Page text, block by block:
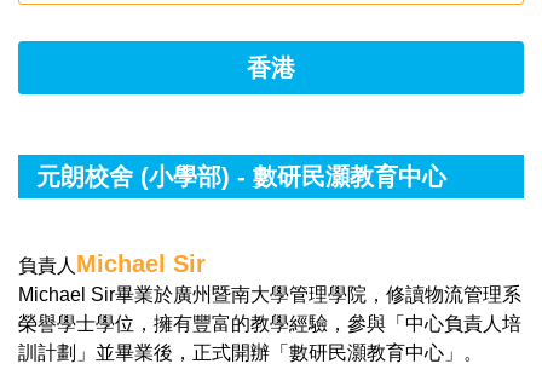
香港
元朗校舍 (小學部) - 數研民灝教育中心
負責人 Michael Sir
Michael Sir畢業於廣州暨南大學管理學院，修讀物流管理系
榮譽學士學位，擁有豐富的教學經驗，參與「中心負責人培
訓計劃」並畢業後，正式開辦「數研民灝教育中心」。